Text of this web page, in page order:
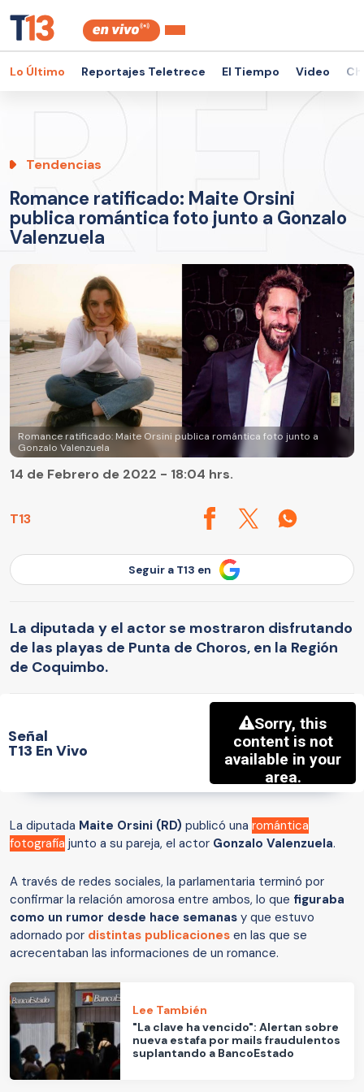
Lo Último Reportajes Teletrece El Tiempo Video
Tendencias
Romance ratificado: Maite Orsini
publica romántica foto junto a Gonzalo
Valenzuela
Romance ratificado: Maite Orsini publica romántica foto junto a
Gonzalo Valenzuela
T13
14 de Febrero de 2022 - 18:04 hrs.
Seguir a T13 en
La diputada y el actor se mostraron disfrutando
de las playas de Punta de Choros, en la Región
de Coquimbo.
Señal
T13 En Vivo
La diputada Maite Orsini (RD) publicó una romántica
fotografía junto a su pareja, el actor Gonzalo Valenzuela.
A través de redes sociales, la parlamentaria terminó por
confirmar la relación amorosa entre ambos, lo que figuraba
como un rumor desde hace semanas y que estuvo
adornado por distintas publicaciones en las que se
acrecentaban las informaciones de un romance.
Lee También
"La clave ha vencido": Alertan sobre
nueva estafa por mails fraudulentos
suplantando a BancoEstado